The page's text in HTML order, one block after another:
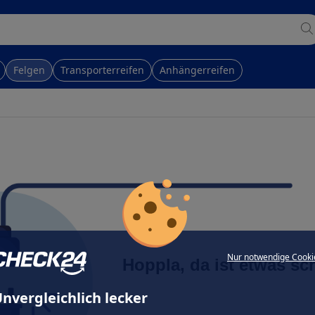
Nur notwendige
lecker
Felgen Transporterreifen Anhängerreifen
Hoppla, da ist etwas